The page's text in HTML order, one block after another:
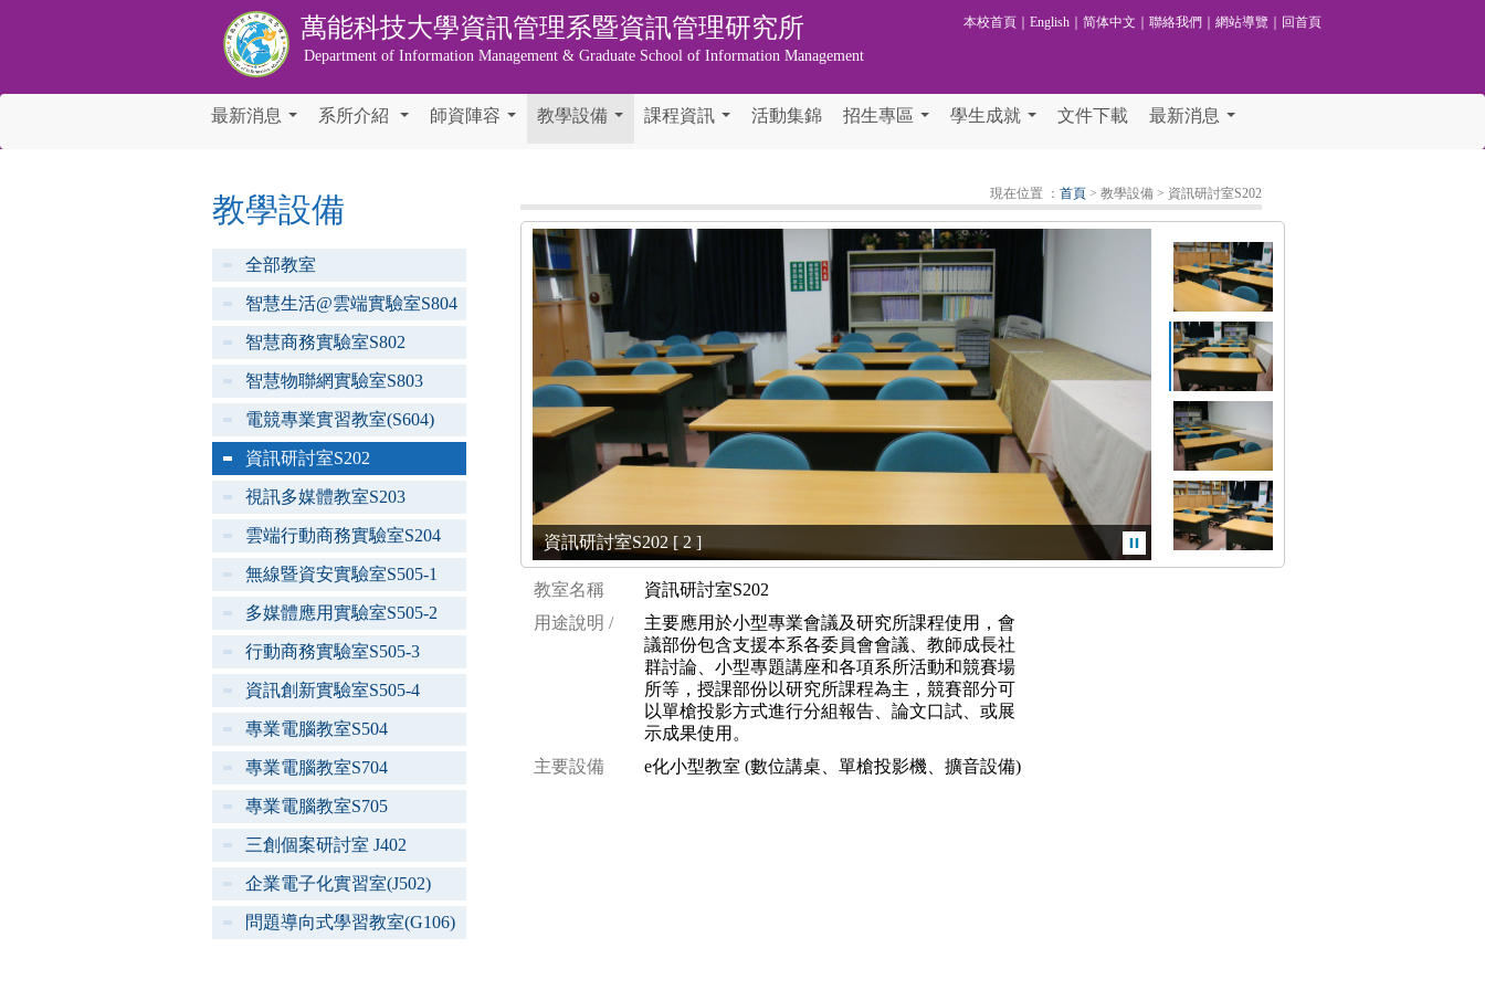
萬能科技大學資訊管理系暨資訊管理研究所
Department of Information Management & Graduate School of Information Management
本校首頁 ｜English ｜简体中文 ｜聯絡我們 ｜網站導覽 回首頁
最新消息 系所介紹 師資陣容 教學設備 課程資訊 活動集錦 招生專區 學生成就 文件下載 最新消息
教學設備
全部教室
智慧生活@雲端實驗室S804
智慧商務實驗室S802
智慧物聯網實驗室S803
電競專業實習教室(S604)
資訊研討室S202
視訊多媒體教室S203
雲端行動商務實驗室S204
無線暨資安實驗室S505-1
多媒體應用實驗室S505-2
行動商務實驗室S505-3
資訊創新實驗室S505-4
專業電腦教室S504
專業電腦教室S704
專業電腦教室S705
三創個案研討室 J402
企業電子化實習室(J502)
問題導向式學習教室(G106)
現在位置 ： 首頁 > 教學設備 > 資訊研討室S202
資訊研討室S202 [ 2 ]
教室名稱
資訊研討室S202
用途說明 /
主要應用於小型專業會議及研究所課程使用，會
議部份包含支援本系各委員會會議、教師成長社
群討論、小型專題講座和各項系所活動和競賽場
所等，授課部份以研究所課程為主，競賽部分可
以單槍投影方式進行分組報告、論文口試、或展
示成果使用。
主要設備
e化小型教室 (數位講桌、單槍投影機、擴音設備)